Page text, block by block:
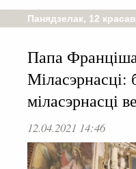
Панядзелак, 12
Папа
Міласэрнасці:
міласэрнасці
12.04.2021 14:46